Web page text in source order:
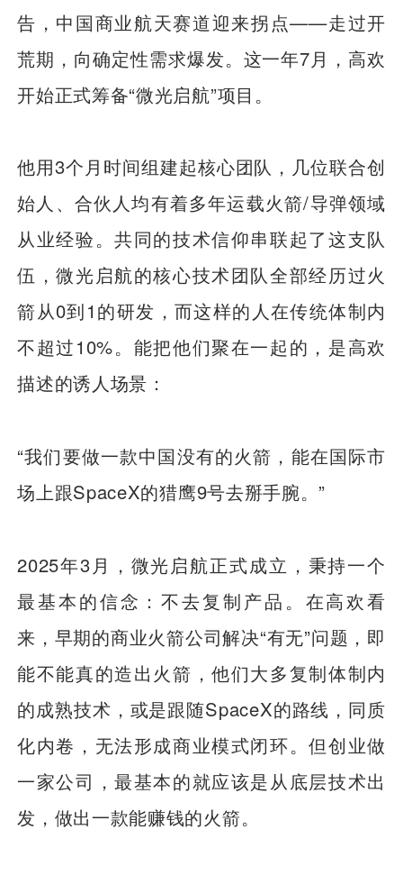
告，中国商业航天赛道迎来拐点——走过开
荒期，向确定性需求爆发。这一年7月，高欢
开始正式筹备“微光启航”项目。
他用3个月时间组建起核心团队，几位联合创
始人、合伙人均有着多年运载火箭/导弹领域
从业经验。共同的技术信仰串联起了这支队
伍，微光启航的核心技术团队全部经历过火
箭从0到1的研发，而这样的人在传统体制内
不超过10%。能把他们聚在一起的，是高欢
描述的诱人场景：
“我们要做一款中国没有的火箭，能在国际市
场上跟SpaceX的猎鹰9号去掰手腕。”
2025年3月，微光启航正式成立，秉持一个
最基本的信念：不去复制产品。在高欢看
来，早期的商业火箭公司解决“有无”问题，即
能不能真的造出火箭，他们大多复制体制内
的成熟技术，或是跟随SpaceX的路线，同质
化内卷，无法形成商业模式闭环。但创业做
一家公司，最基本的就应该是从底层技术出
发，做出一款能赚钱的火箭。